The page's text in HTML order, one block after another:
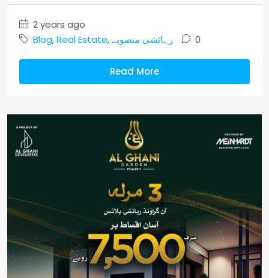
2 years ago
Blog,Real Estate,رہائشی منصوبے 0
Read More